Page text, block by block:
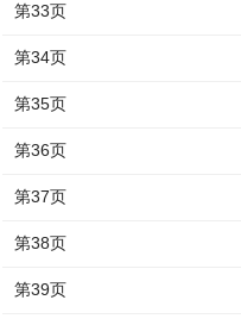
第33页
第34页
第35页
第36页
第37页
第38页
第39页